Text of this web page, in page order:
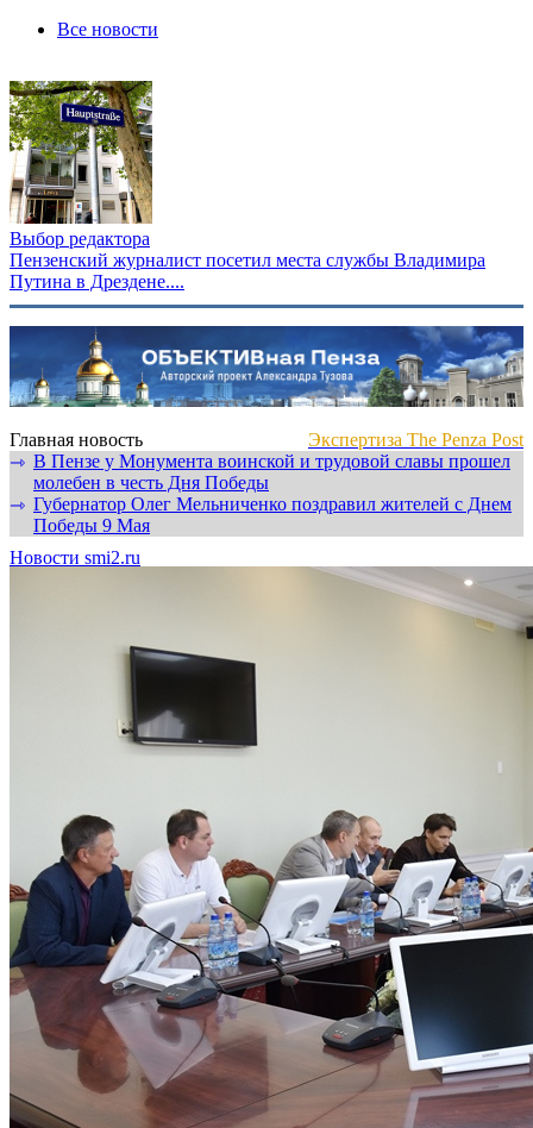
Все новости
Выбор редактора
Пензенский журналист посетил места службы Владимира
Путина в Дрездене....
Главная новость
Экспертиза The Penza Post
⇾ В Пензе у Монумента воинской и трудовой славы прошел
молебен в честь Дня Победы
⇾ Губернатор Олег Мельниченко поздравил жителей с Днем
Победы 9 Мая
Новости smi2.ru